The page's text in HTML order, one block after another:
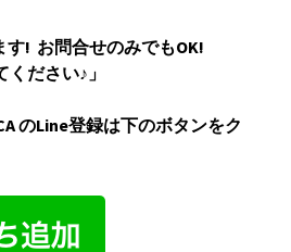
す! お問合せのみでもOK!
ください♪ 」
のLine登録は下のボタンをク